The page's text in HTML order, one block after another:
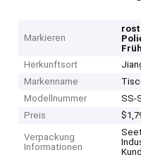
Markieren
Herkunftsort
Markenname
Modellnummer
SS-
Preis
Verpackung
Informationen